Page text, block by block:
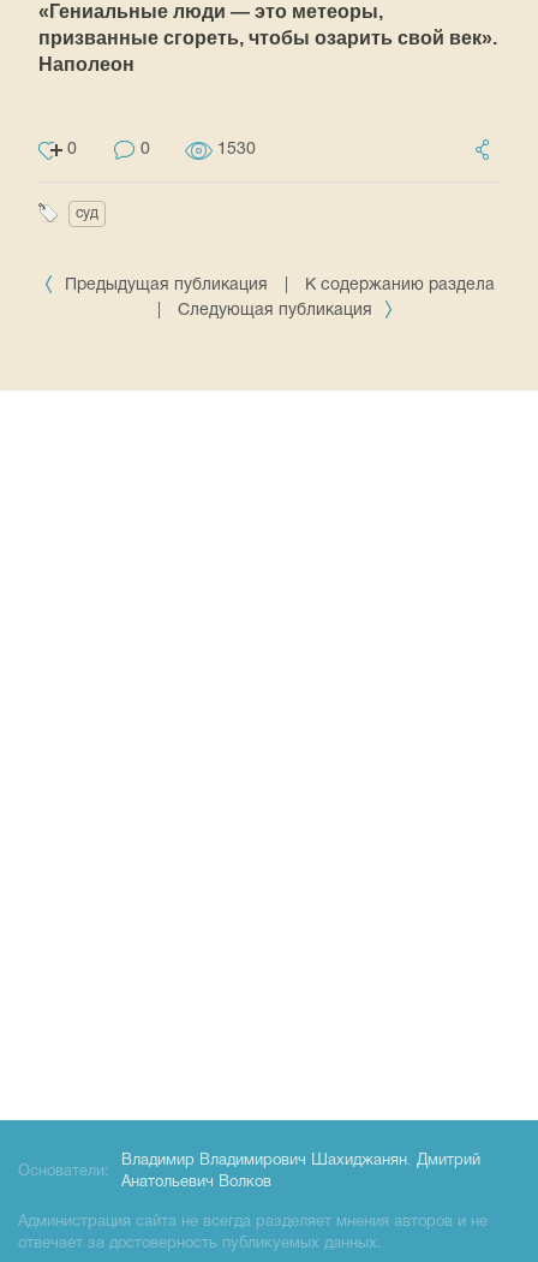
«Гениальные люди — это метеоры,
призванные сгореть, чтобы озарить свой век».
Наполеон
0 0 1530
суд
Предыдущая публикация
К содержанию раздела
Следующая публикация
Основатели:
Владимир Владимирович Шахиджанян, Дмитрий
Анатольевич Волков
Администрация сайта не всегда разделяет мнения авторов и не
отвечает за достоверность публикуемых данных.